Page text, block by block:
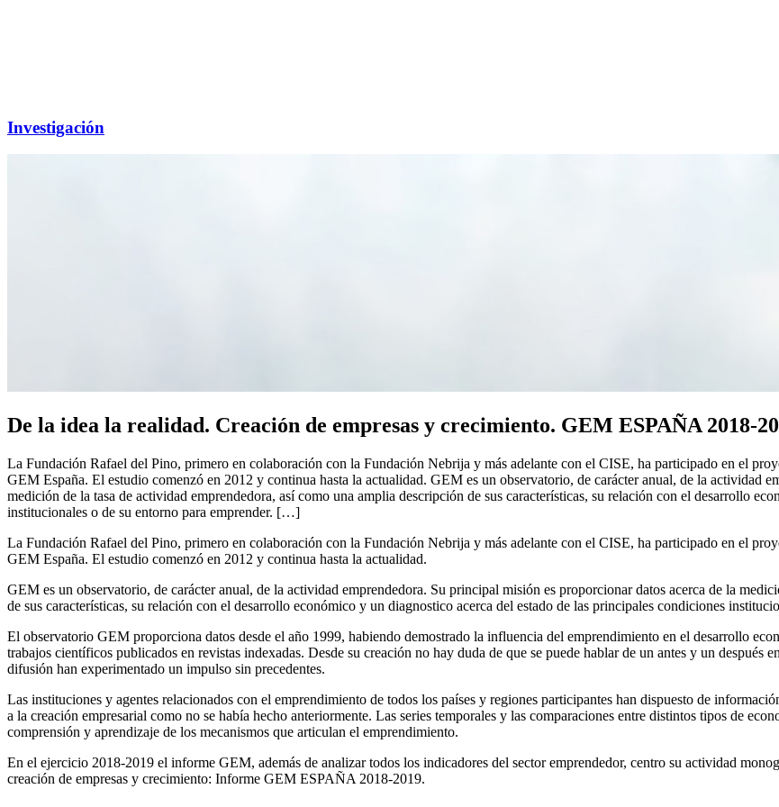
Investigación
De la idea la realidad. Creación de empresas y crecimiento. GEM ESPAÑA 2018-
La Fundación Rafael del Pino, primero en colaboración con la Fundación Nebrija y más adelante con el CISE, ha participado en el
GEM España. El estudio comenzó en 2012 y continua hasta la actualidad. GEM es un observatorio, de carácter anual, de la actividad
medición de la tasa de actividad emprendedora, así como una amplia descripción de sus características, su relación con el desarrollo
institucionales o de su entorno para emprender. […]
La Fundación Rafael del Pino, primero en colaboración con la Fundación Nebrija y más adelante con el CISE, ha participado en el
GEM España. El estudio comenzó en 2012 y continua hasta la actualidad.
GEM es un observatorio, de carácter anual, de la actividad emprendedora. Su principal misión es proporcionar datos acerca de la
de sus características, su relación con el desarrollo económico y un diagnostico acerca del estado de las principales condiciones
El observatorio GEM proporciona datos desde el año 1999, habiendo demostrado la influencia del emprendimiento en el desarrollo
trabajos científicos publicados en revistas indexadas. Desde su creación no hay duda de que se puede hablar de un antes y un
difusión han experimentado un impulso sin precedentes.
Las instituciones y agentes relacionados con el emprendimiento de todos los países y regiones participantes han dispuesto de
a la creación empresarial como no se había hecho anteriormente. Las series temporales y las comparaciones entre distintos tipos de
comprensión y aprendizaje de los mecanismos que articulan el emprendimiento.
En el ejercicio 2018-2019 el informe GEM, además de analizar todos los indicadores del sector emprendedor, centro su actividad
creación de empresas y crecimiento: Informe GEM ESPAÑA 2018-2019.